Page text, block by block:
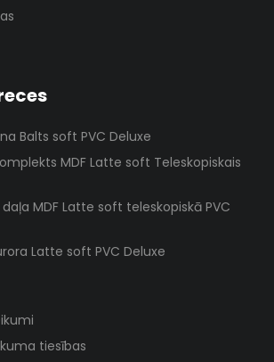
Balts soft PVC Deluxe
MDF Latte soft Teleskopiskais
MDF Latte soft teleskopiskā PVC
Latte soft PVC Deluxe
tiesības